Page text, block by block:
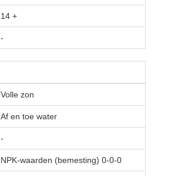
14 +
-
Volle zon
Af en toe water
-
NPK-waarden (bemesting) 0-0-0